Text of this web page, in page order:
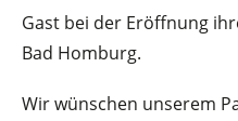
Gast bei der Eröffnung
Bad Homburg.
Wir wünschen unserem